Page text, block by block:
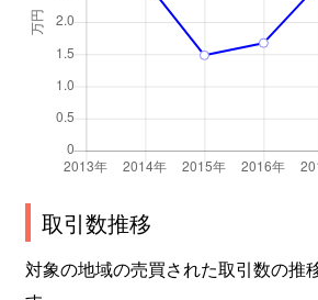
取引数推移
対象の地域の売買された取引数の推